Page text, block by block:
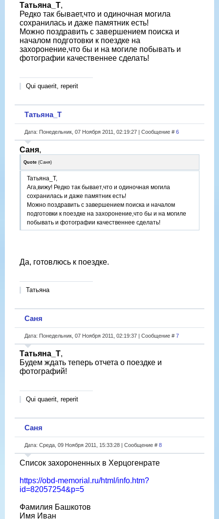
Татьяна_Т,
Редко так бывает,что и одиночная могила
сохранилась и даже памятник есть!
Можно поздравить с завершением поиска и
началом подготовки к поездке на
захоронение,что бы и на могиле побывать и
фотографии качественнее сделать!
Qui quaerit, reperit
Татьяна_Т
Дата: Понедельник, 07 Ноября 2011, 02:19:27 | Сообщение # 6
Саня,
Quote (Саня)
Татьяна_Т,
Ага,вижу! Редко так бывает,что и одиночная могила
сохранилась и даже памятник есть!
Можно поздравить с завершением поиска и началом
подготовки к поездке на захоронение,что бы и на могиле
побывать и фотографии качественнее сделать!
Да, готовлюсь к поездке.
Татьяна
Саня
Дата: Понедельник, 07 Ноября 2011, 02:19:37 | Сообщение # 7
Татьяна_Т,
Будем ждать теперь отчета о поездке и
фотографий!
Qui quaerit, reperit
Саня
Дата: Среда, 09 Ноября 2011, 15:33:28 | Сообщение # 8
Список захороненных в Херцогенрате
https://obd-memorial.ru/html/info.htm?
id=82057254&p=5
Фамилия Башкотов
Имя Иван